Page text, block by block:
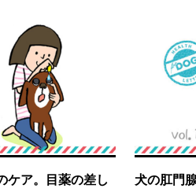
ケア。目薬の差し
犬の肛門